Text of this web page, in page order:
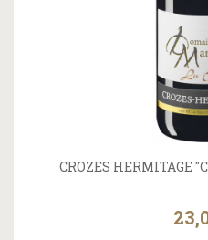
CROZES HERMITAGE